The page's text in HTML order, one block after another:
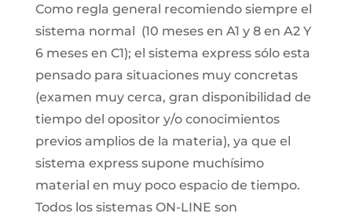
Como regla general recomiendo siempre el
sistema normal (10 meses en A1 y 8 en A2 Y
6 meses en C1); el sistema express sólo esta
pensado para situaciones muy concretas
(examen muy cerca, gran disponibilidad de
tiempo del opositor y/o conocimientos
previos amplios de la materia), ya que el
sistema express supone muchísimo
material en muy poco espacio de tiempo.
Todos los sistemas ON-LINE son